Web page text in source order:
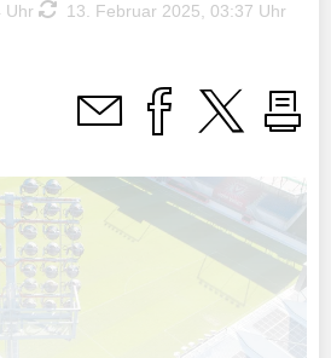
Uhr 13. Februar 2025, 03:37 Uhr